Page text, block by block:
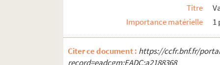
Titre
Importance matérielle
1
Citer ce document : https://ccfr.bnf.fr/
record=eadcgm:EADC:a2188368